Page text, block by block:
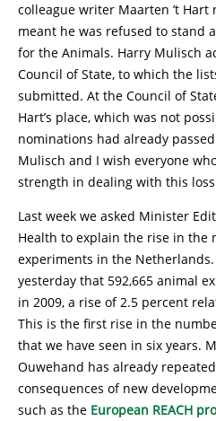
colleague writer Maarten ’t
meant he was refused to stand
for the Animals. Harry Mulisch
Council of State, to which the
submitted. At the Council of
Hart’s place, which was not
nominations had already
Mulisch and I wish everyone
strength in dealing with this
Last week we asked Minister
Health to explain the rise in the
experiments in the
yesterday that 592,665 animal
in 2009, a rise of 2.5 percent
This is the first rise in the
that we have seen in six years.
Ouwehand has already
consequences of new
such as the European REACH